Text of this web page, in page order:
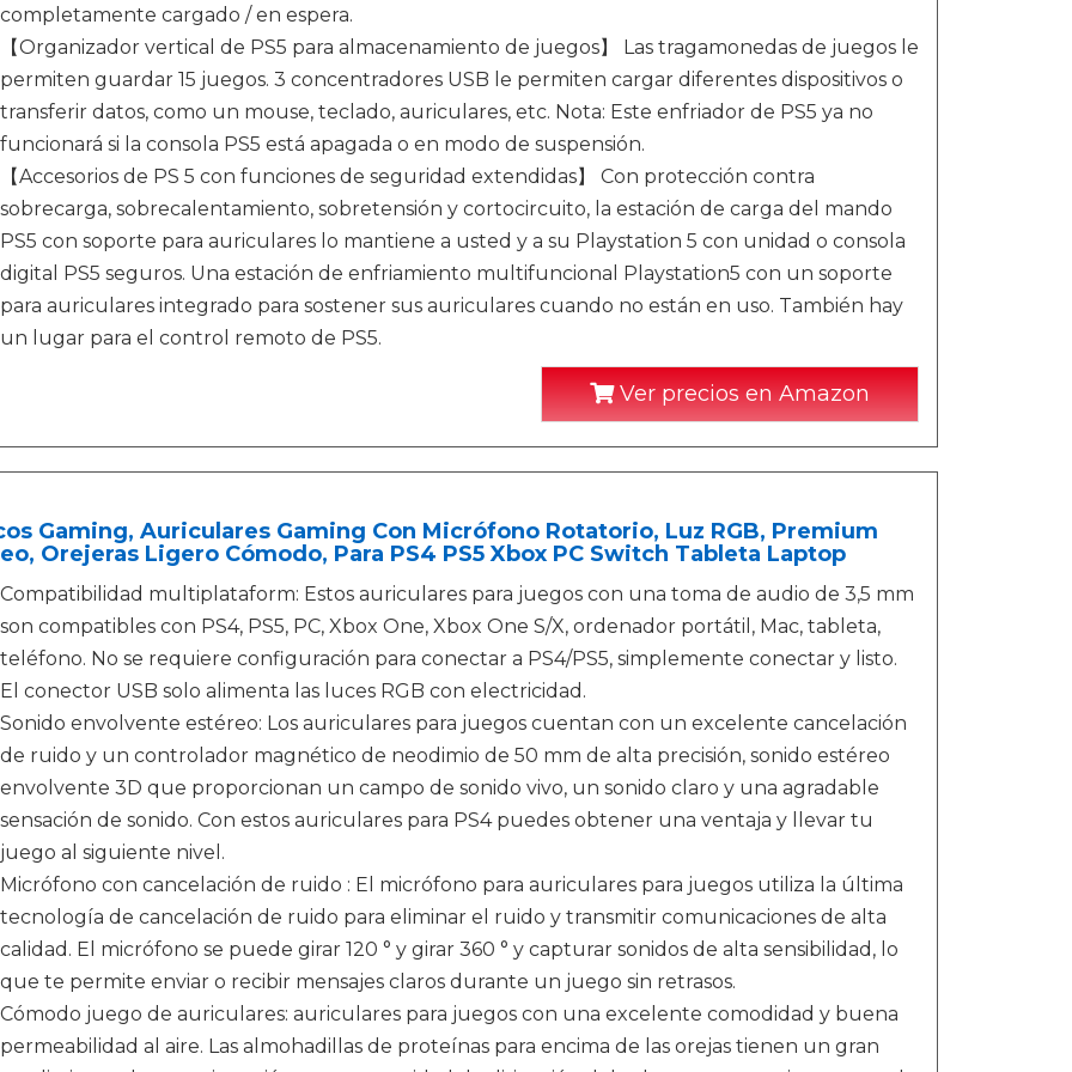
completamente cargado / en espera.
【Organizador vertical de PS5 para almacenamiento de juegos】 Las tragamonedas de juegos le
permiten guardar 15 juegos. 3 concentradores USB le permiten cargar diferentes dispositivos o
transferir datos, como un mouse, teclado, auriculares, etc. Nota: Este enfriador de PS5 ya no
funcionará si la consola PS5 está apagada o en modo de suspensión.
【Accesorios de PS 5 con funciones de seguridad extendidas】 Con protección contra
sobrecarga, sobrecalentamiento, sobretensión y cortocircuito, la estación de carga del mando
PS5 con soporte para auriculares lo mantiene a usted y a su Playstation 5 con unidad o consola
digital PS5 seguros. Una estación de enfriamiento multifuncional Playstation5 con un soporte
para auriculares integrado para sostener sus auriculares cuando no están en uso. También hay
un lugar para el control remoto de PS5.
Ver precios en Amazon
Gaming, Auriculares Gaming Con Micrófono Rotatorio, Luz RGB, Premium
Orejeras Ligero Cómodo, Para PS4 PS5 Xbox PC Switch Tableta Laptop
Compatibilidad multiplataform: Estos auriculares para juegos con una toma de audio de 3,5 mm
son compatibles con PS4, PS5, PC, Xbox One, Xbox One S/X, ordenador portátil, Mac, tableta,
teléfono. No se requiere configuración para conectar a PS4/PS5, simplemente conectar y listo.
El conector USB solo alimenta las luces RGB con electricidad.
Sonido envolvente estéreo: Los auriculares para juegos cuentan con un excelente cancelación
de ruido y un controlador magnético de neodimio de 50 mm de alta precisión, sonido estéreo
envolvente 3D que proporcionan un campo de sonido vivo, un sonido claro y una agradable
sensación de sonido. Con estos auriculares para PS4 puedes obtener una ventaja y llevar tu
juego al siguiente nivel.
Micrófono con cancelación de ruido : El micrófono para auriculares para juegos utiliza la última
tecnología de cancelación de ruido para eliminar el ruido y transmitir comunicaciones de alta
calidad. El micrófono se puede girar 120 ° y girar 360 ° y capturar sonidos de alta sensibilidad, lo
que te permite enviar o recibir mensajes claros durante un juego sin retrasos.
Cómodo juego de auriculares: auriculares para juegos con una excelente comodidad y buena
permeabilidad al aire. Las almohadillas de proteínas para encima de las orejas tienen un gran